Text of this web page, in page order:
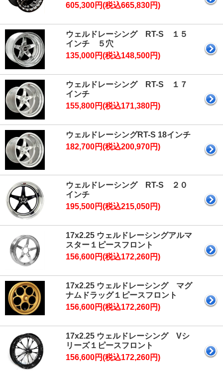
605,300円(税込665,830円)
ウェルドレーシング RT-S １５
インチ ５穴
135,000円(税込148,500円)
ウェルドレーシング RT-S １７
インチ
155,800円(税込171,380円)
ウェルドレーシングRT-S 18インチ
182,700円(税込200,970円)
ウェルドレーシング RT-S ２０
インチ
195,500円(税込215,050円)
17x2.25 ウェルドレーシングアルマ
スター１ピースフロント
156,600円(税込172,260円)
17x2.25 ウェルドレーシング マグ
ナムドラッグ１ピースフロント
156,600円(税込172,260円)
17x2.25 ウェルドレーシング Vシ
リーズ１ピースフロント
156,600円(税込172,260円)